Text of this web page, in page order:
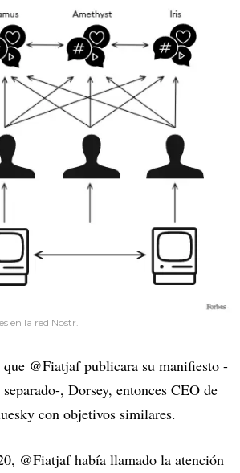
en la red Nostr.
que @Fiatjaf publicara su manifiesto -
, Dorsey, entonces CEO de
con objetivos similares.
@Fiatjaf había llamado la atención